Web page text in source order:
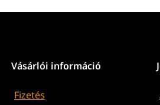
Vásárlói információ
Fizetés